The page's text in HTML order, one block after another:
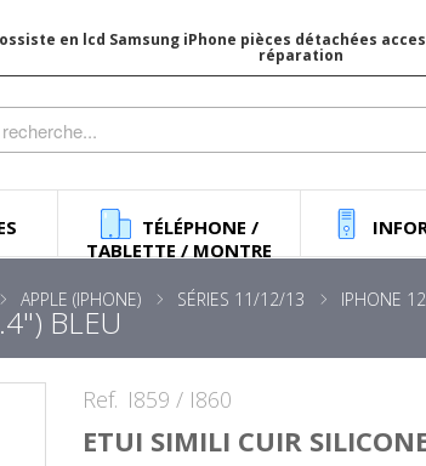
en lcd Samsung iPhone pièces détachées
réparation
TÉLÉPHONE /
TABLETTE / MONTRE
APPLE (IPHONE) SÉRIES 11/12/13 IPHONE
BLEU
Ref. I859 / I860
ETUI SIMILI CUIR